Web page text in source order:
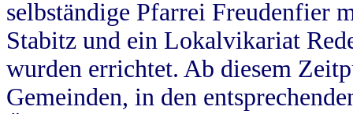
selbständige Pfarrei Freudenfier
Stabitz und ein Lokalvikariat
wurden errichtet. Ab diesem
Gemeinden, in den